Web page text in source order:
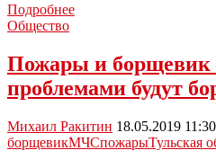
ПодробнееВ
продолжают
борьбу
с
Общество
Пожары и
проблемами будут
Михаил Ракитин 18.05.2019 11:30
борщевикМЧСпожарыТульская